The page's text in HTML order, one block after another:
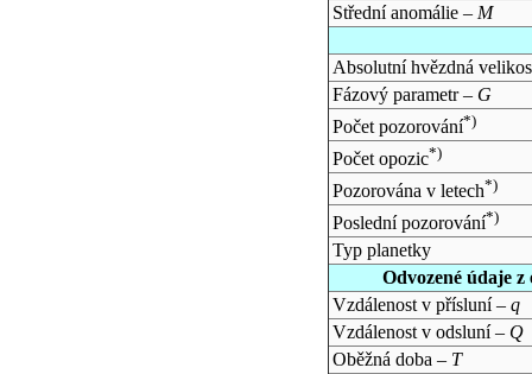
Střední anomálie – M
Absolutní hvězdná
Fázový parametr – G
Počet pozorování*)
Počet opozic*)
Pozorována v letech*)
Poslední pozorování*)
Typ planetky
Odvozené údaje
Vzdálenost v přísluní – q
Vzdálenost v odsluní – Q
Oběžná doba – T